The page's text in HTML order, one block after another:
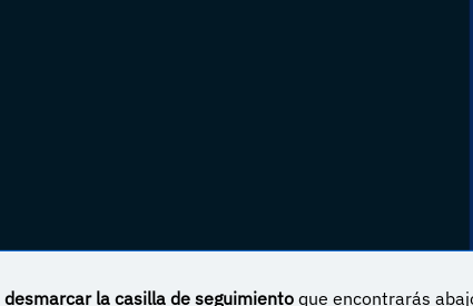
desmarcar la casilla de seguimientoque encontrarás